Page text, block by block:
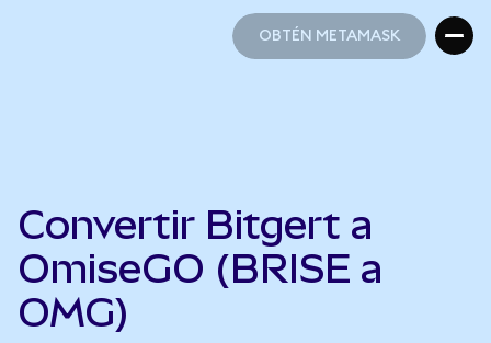
OBTÉN METAMASK
Convertir Bitgert a
OmiseGO (BRISE a
OMG)